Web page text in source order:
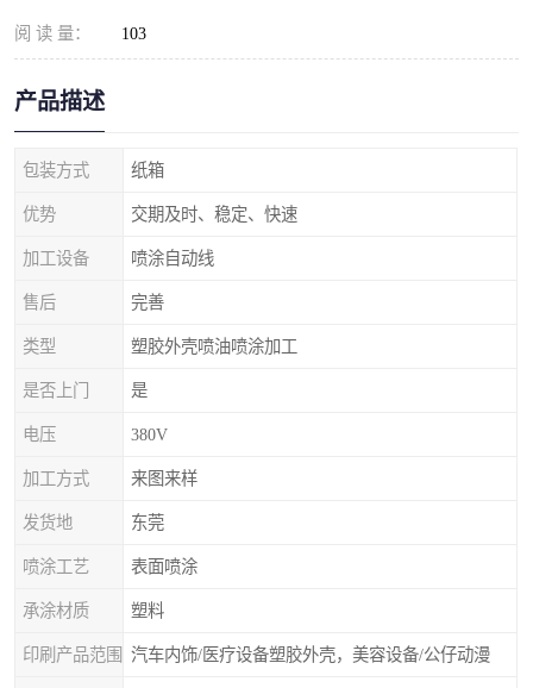
阅 读 量： 103
产品描述
包装方式 纸箱
优势 交期及时、稳定、快速
加工设备 喷涂自动线
售后 完善
类型 塑胶外壳喷油喷涂加工
是否上门 是
电压 380V
加工方式 来图来样
发货地 东莞
喷涂工艺 表面喷涂
承涂材质 塑料
印刷产品范围 汽车内饰/医疗设备塑胶外壳，美容设备/公仔动漫